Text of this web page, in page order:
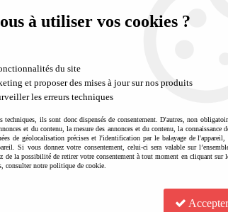
Les attachants
Done by Deer nous vient tout droit
Cerf, c'est de là que vient le nom
marque donne tout de suite le ton
rapidement la connaissance de
Done by Deer c'est que chaque
au quotidien des
doudous, de jolis coffrets repas ou
sélection de doudousplus
à utiliser vos cookies ?
du site
et proposer des mises à jour sur nos produits
les erreurs techniques
techniques, ils sont donc dispensés de consentement. D'autres, non
et du contenu, la mesure des annonces et du contenu, la connaissance
de géolocalisation précises et l'identification par le balayage de l'appareil,
Si vous donnez votre consentement, celui-ci sera valable sur
de la possibilité de retirer votre consentement à tout moment en cliquant sur
consulter notre politique de cookie.